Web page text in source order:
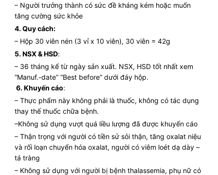
– Người trưởng thành có sức đề kháng kém hoặc muốn
tăng cường sức khỏe
4. Quy cách:
– Hộp 30 viên nén (3 vỉ x 10 viên), 30 viên = 42g
5. NSX & HSD:
– 36 tháng kể từ ngày sản xuất. NSX, HSD tốt nhất xem
“Manuf.-date” “Best before” dưới đáy hộp.
6. Khuyến cáo:
– Thực phẩm này không phải là thuốc, không có tác dụng
thay thế thuốc chữa bệnh.
–Không sử dụng vượt quá liều lượng đã được khuyến cáo
– Thận trọng với người có tiền sử sỏi thận, tăng oxalat niệu
và rối loạn chuyển hóa oxalat, người có viêm loét dạ dày –
tá tràng
– Không sử dụng với người bị bệnh thalassemia, phụ nữ có